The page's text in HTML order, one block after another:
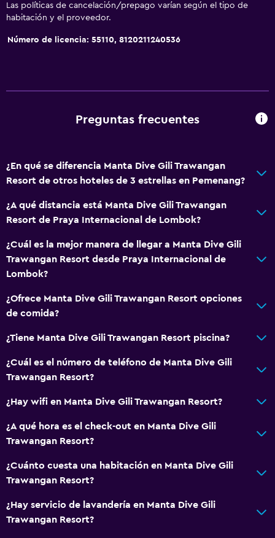
Actividades
Submarinismo
General
Zona de estar
Vista al jardín
Piso de parquet o madera noble
Vista al patio interior
Piso de mosaico/mármol
Servicios y facilidades
Caja fuerte
Cambio de divisas
Accesibilidad y adecuación
Las políticas de cancelación/prepago varían según el tipo de
habitación y el proveedor.
Número de licencia: 55110, 8120211240536
Preguntas frecuentes
¿En qué se diferencia Manta Dive Gili Trawangan
Resort de otros hoteles de 3 estrellas en Pemenang?
¿A qué distancia está Manta Dive Gili Trawangan
Resort de Praya Internacional de Lombok?
¿Cuál es la mejor manera de llegar a Manta Dive Gili
Trawangan Resort desde Praya Internacional de
Lombok?
¿Ofrece Manta Dive Gili Trawangan Resort opciones
de comida?
¿Tiene Manta Dive Gili Trawangan Resort piscina?
¿Cuál es el número de teléfono de Manta Dive Gili
Trawangan Resort?
¿Hay wifi en Manta Dive Gili Trawangan Resort?
¿A qué hora es el check-out en Manta Dive Gili
Trawangan Resort?
¿Cuánto cuesta una habitación en Manta Dive Gili
Trawangan Resort?
¿Hay servicio de lavandería en Manta Dive Gili
Trawangan Resort?